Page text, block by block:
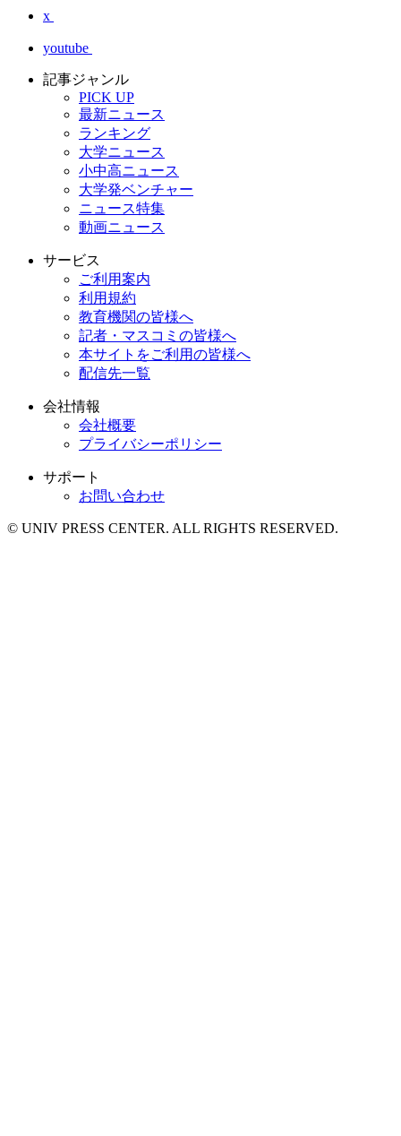
x
youtube
記事ジャンル
PICK UP
最新ニュース
ランキング
大学ニュース
小中高ニュース
大学発ベンチャー
ニュース特集
動画ニュース
サービス
ご利用案内
利用規約
教育機関の皆様へ
記者・マスコミの皆様へ
本サイトをご利用の皆様へ
配信先一覧
会社情報
会社概要
プライバシーポリシー
サポート
お問い合わせ
© UNIV PRESS CENTER. ALL RIGHTS RESERVED.